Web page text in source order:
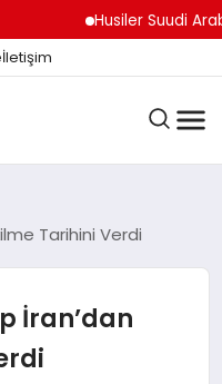
Husiler Suudi
İletişim
Tarihini Verdi
İran’dan